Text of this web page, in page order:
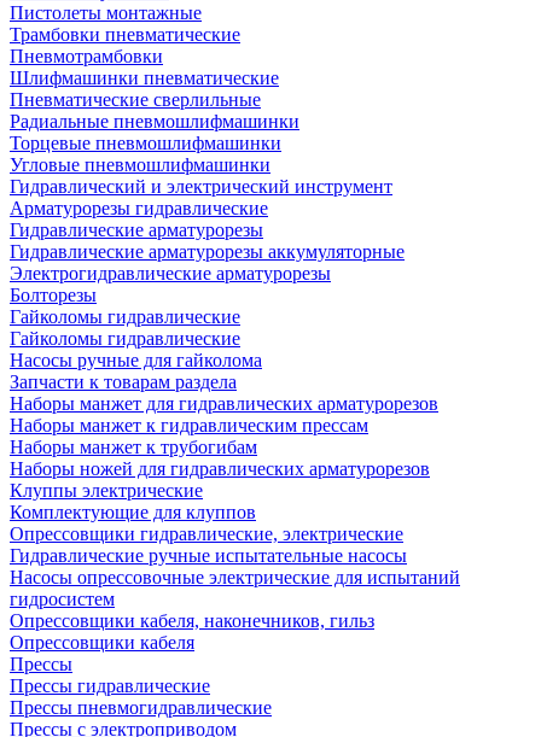
Пистолеты монтажные
Трамбовки пневматические
Пневмотрамбовки
Шлифмашинки пневматические
Пневматические сверлильные
Радиальные пневмошлифмашинки
Торцевые пневмошлифмашинки
Угловые пневмошлифмашинки
Гидравлический и электрический инструмент
Арматурорезы гидравлические
Гидравлические арматурорезы
Гидравлические арматурорезы аккумуляторные
Электрогидравлические арматурорезы
Болторезы
Гайколомы гидравлические
Гайколомы гидравлические
Насосы ручные для гайколома
Запчасти к товарам раздела
Наборы манжет для гидравлических арматурорезов
Наборы манжет к гидравлическим прессам
Наборы манжет к трубогибам
Наборы ножей для гидравлических арматурорезов
Клуппы электрические
Комплектующие для клуппов
Опрессовщики гидравлические, электрические
Гидравлические ручные испытательные насосы
Насосы опрессовочные электрические для испытаний
гидросистем
Опрессовщики кабеля, наконечников, гильз
Опрессовщики кабеля
Прессы
Прессы гидравлические
Прессы пневмогидравлические
Прессы с электроприводом